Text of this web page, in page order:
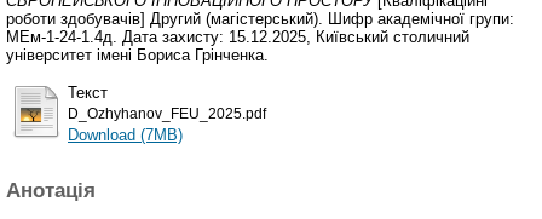
роботи здобувачів] Другий (магістерський). Шифр академічної групи:
МЕм-1-24-1.4д. Дата захисту: 15.12.2025, Київський столичний
університет імені Бориса Грінченка.
Текст
D_Ozhyhanov_FEU_2025.pdf
Download (7MB)
Анотація